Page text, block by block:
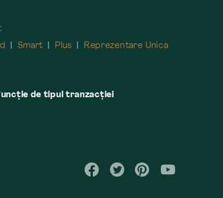
Smart Plus Reprezentare Unica
de tipul tranzacţiei